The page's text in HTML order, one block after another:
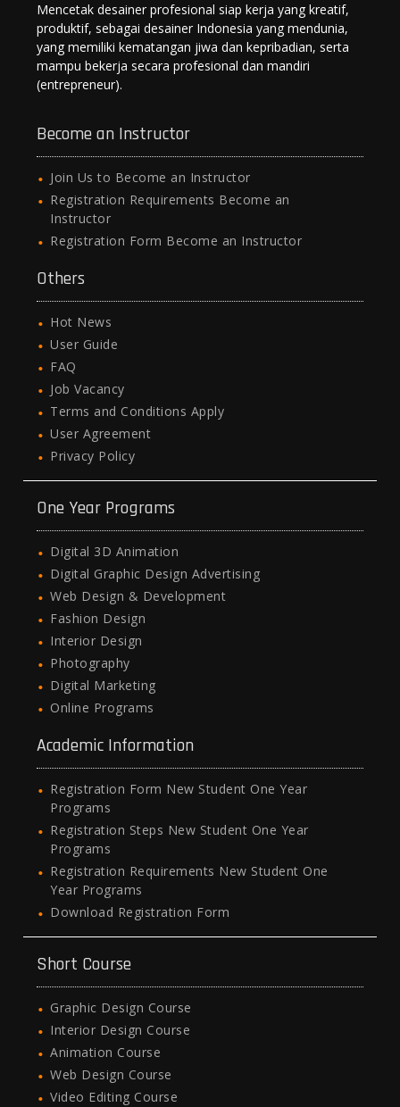
Mencetak desainer profesional siap kerja yang kreatif,
produktif, sebagai desainer Indonesia yang mendunia,
yang memiliki kematangan jiwa dan kepribadian, serta
mampu bekerja secara profesional dan mandiri
(entrepreneur).
Become an Instructor
Join Us to Become an Instructor
Registration Requirements Become an
Instructor
Registration Form Become an Instructor
Others
Hot News
User Guide
FAQ
Job Vacancy
Terms and Conditions Apply
User Agreement
Privacy Policy
One Year Programs
Digital 3D Animation
Digital Graphic Design Advertising
Web Design & Development
Fashion Design
Interior Design
Photography
Digital Marketing
Online Programs
Academic Information
Registration Form New Student One Year
Programs
Registration Steps New Student One Year
Programs
Registration Requirements New Student One
Year Programs
Download Registration Form
Short Course
Graphic Design Course
Interior Design Course
Animation Course
Web Design Course
Video Editing Course